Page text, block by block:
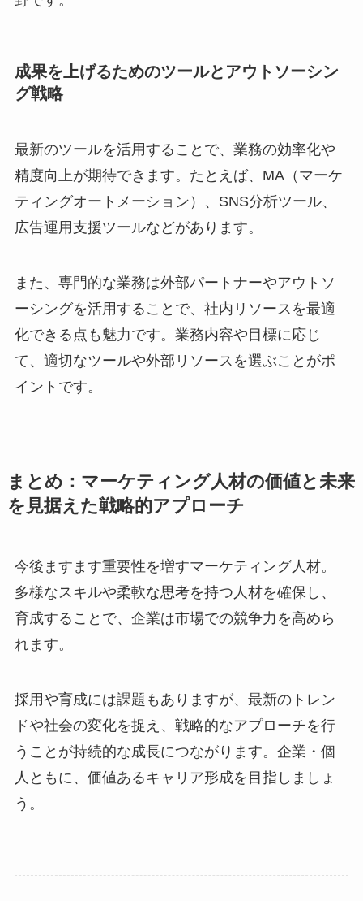
成果を上げるためのツールとアウトソーシン
グ戦略
最新のツールを活用することで、業務の効率化や
精度向上が期待できます。たとえば、MA（マーケ
ティングオートメーション）、SNS分析ツール、
広告運用支援ツールなどがあります。
また、専門的な業務は外部パートナーやアウトソ
ーシングを活用することで、社内リソースを最適
化できる点も魅力です。業務内容や目標に応じ
て、適切なツールや外部リソースを選ぶことがポ
イントです。
まとめ：マーケティング人材の価値と未来
を見据えた戦略的アプローチ
今後ますます重要性を増すマーケティング人材。
多様なスキルや柔軟な思考を持つ人材を確保し、
育成することで、企業は市場での競争力を高めら
れます。
採用や育成には課題もありますが、最新のトレン
ドや社会の変化を捉え、戦略的なアプローチを行
うことが持続的な成長につながります。企業・個
人ともに、価値あるキャリア形成を目指しましょ
う。